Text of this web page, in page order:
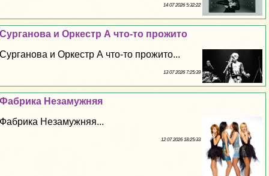
14 07 2026 5:32:22
Сурганова и Оркестр А что-то прожито
Сурганова и Оркестр А что-то прожито...
13 07 2026 7:25:39
Фабрика Незамужняя
Фабрика Незамужняя...
12 07 2026 18:25:33